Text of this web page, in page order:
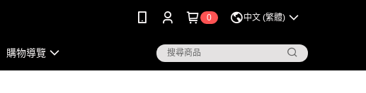
0 中文 (繁體)
購物導覽